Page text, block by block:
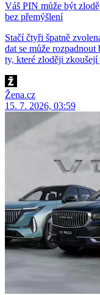
Váš PIN může být
bez přemýšlení
Stačí čtyři špatně
dat se může
ty, které zloději
Žena.cz
15. 7. 2026, 03:59